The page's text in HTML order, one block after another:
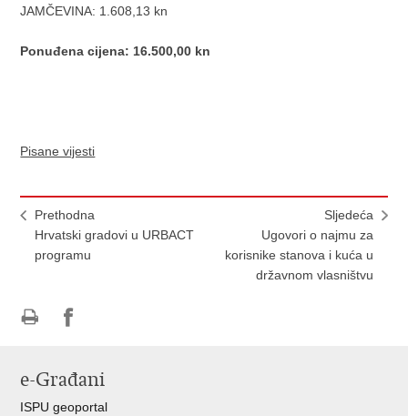
JAMČEVINA: 1.608,13 kn
Ponuđena cijena: 16.500,00 kn
Pisane vijesti
Prethodna
Hrvatski gradovi u URBACT
programu
Sljedeća
Ugovori o najmu za
korisnike stanova i kuća u
državnom vlasništvu
FacebookuTwitteru
e-Građani
ISPU geoportal